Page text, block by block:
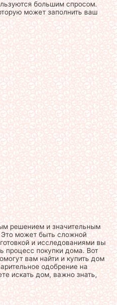
большим спросом.
может заполнить ваш
решением и значительным
может быть сложной
и исследованиями вы
процесс покупки дома. Вот
вам найти и купить дом
одобрение на
искать дом, важно знать,